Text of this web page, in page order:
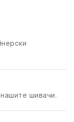
шивачи.